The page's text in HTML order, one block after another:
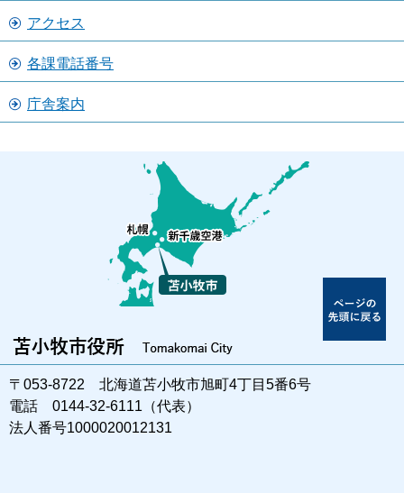
アクセス
各課電話番号
庁舎案内
〒053-8722 北海道苫小牧市旭町4丁目5番6号
電話 0144-32-6111（代表）
法人番号1000020012131